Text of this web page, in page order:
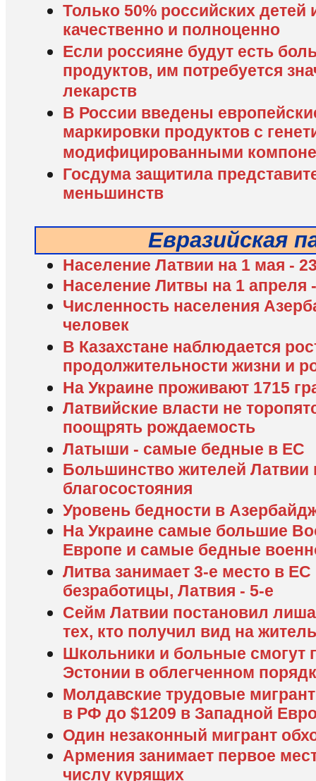
Только 50% российских детей
качественно и полноценно
Если россияне будут есть
продуктов, им потребуется
лекарств
В России введены
маркировки продуктов с
модифицированными
Госдума защитила
меньшинств
Евразийская
Население Латвии на 1 мая -
Население Литвы на 1 апреля
Численность населения
человек
В Казахстане наблюдается
продолжительности жизни и
На Украине проживают 1715
Латвийские власти не
поощрять рождаемость
Латыши - самые бедные в ЕС
Большинство жителей Латвии
благосостояния
Уровень бедности в
На Украине самые большие
Европе и самые бедные
Литва занимает 3-е место в
безработицы, Латвия - 5-е
Сейм Латвии постановил
тех, кто получил вид на
Школьники и больные смогут
Эстонии в облегченном
Молдавские трудовые
в РФ до $1209 в Западной
Один незаконный мигрант
Армения занимает первое
числу курящих